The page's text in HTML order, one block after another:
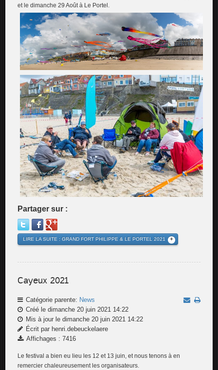
et le dimanche 29 Août à Le Portel.
Partager sur :
LIRE LA SUITE : GRAND FORT PHILIPPE & LE PORTEL 2021
Cayeux 2021
Catégorie parente: News
Créé le dimanche 20 juin 2021 14:22
Mis à jour le dimanche 20 juin 2021 14:22
Écrit par henri.debeuckelaere
Affichages : 7416
Le festival a bien eu lieu les 12 et 13 juin, et nous tenons à en
remercier chaleureusement les organisateurs.